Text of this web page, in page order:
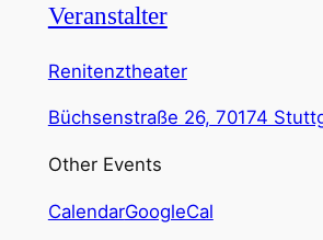
Veranstalter
Renitenztheater
Büchsenstraße 26, 70174
Other Events
CalendarGoogleCal